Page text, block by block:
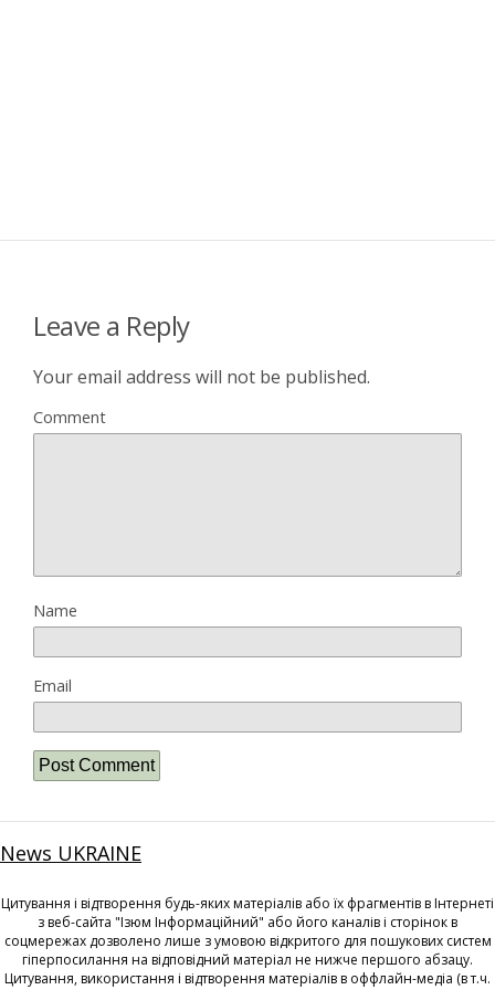
Leave a Reply
Your email address will not be published.
Comment
Name
Email
News UKRAINE
Цитування і відтворення будь-яких матеріалів або їх фрагментів в Інтернеті
з веб-сайта "Ізюм Інформаційний" або його каналів і сторінок в
соцмережах дозволено лише з умовою відкритого для пошукових систем
гіперпосилання на відповідний матеріал не нижче першого абзацу.
Цитування, використання і відтворення матеріалів в оффлайн-медіа (в т.ч.